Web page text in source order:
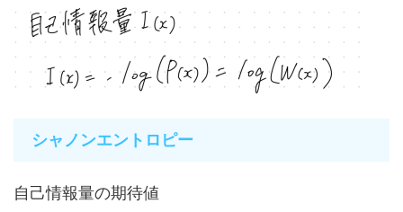
シャノンエントロピー
自己情報量の期待値